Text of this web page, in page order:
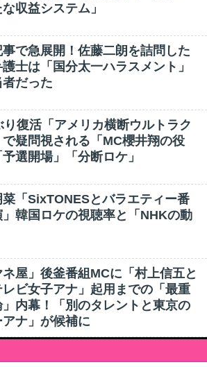
な収益システム」
事で急展開！佐藤二朗を詰問した
士は「国分太一ハラスメント」
だった
り復活「アメリカ横断ウルトラク
で疑問視される「MC櫻井翔の役
選開場」「分断ロケ」
菜「SixTONESとバラエティー番
韓国ロケの視聴率と「NHKの動
ネ屋」後釜番組MCに「村上信五と
ビ女子アナ」起用までの「最重
内幕！「別のタレントと東京の
アナ」が候補に